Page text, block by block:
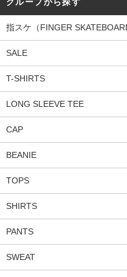
指スケ（FINGER
SALE
T-SHIRTS
LONG SLEEVE TEE
CAP
BEANIE
TOPS
SHIRTS
PANTS
SWEAT